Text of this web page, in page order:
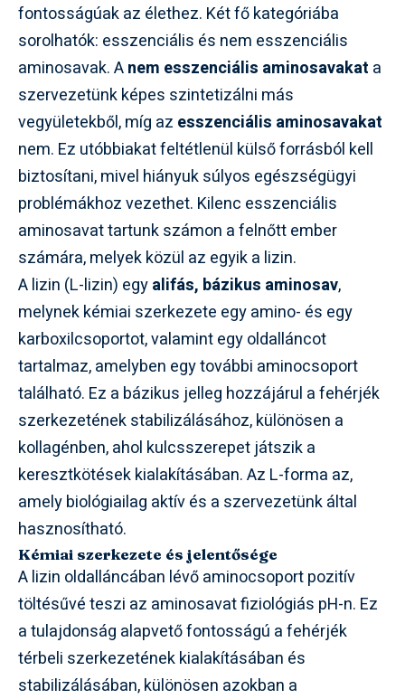
fontosságúak az élethez. Két fő kategóriába
sorolhatók: esszenciális és nem esszenciális
aminosavak. Anem esszenciális aminosavakat a
szervezetünk képes szintetizálni más
vegyületekből, míg az esszenciális aminosavakat
nem. Ez utóbbiakat feltétlenül külső forrásból kell
biztosítani, mivel hiányuk súlyos egészségügyi
problémákhoz vezethet. Kilenc esszenciális
aminosavat tartunk számon a felnőtt ember
számára, melyek közül az egyik a lizin.
A lizin (L-lizin) egyalifás, bázikus aminosav,
melynek kémiai szerkezete egy amino- és egy
karboxilcsoportot, valamint egy oldalláncot
tartalmaz, amelyben egy további aminocsoport
található. Ez a bázikus jelleg hozzájárul a fehérjék
szerkezetének stabilizálásához, különösen a
kollagénben, ahol kulcsszerepet játszik a
keresztkötések kialakításában. Az L-forma az,
amely biológiailag aktív és a szervezetünk által
hasznosítható.
Kémiai szerkezete és jelentősége
A lizin oldalláncában lévő aminocsoport pozitív
töltésűvé teszi az aminosavat fiziológiás pH-n. Ez
a tulajdonság alapvető fontosságú a fehérjék
térbeli szerkezetének kialakításában és
stabilizálásában, különösen azokban a